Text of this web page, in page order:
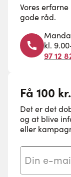
Vores
gode råd.
kl.
97 12
Få 100
Det er det
og at blive
eller